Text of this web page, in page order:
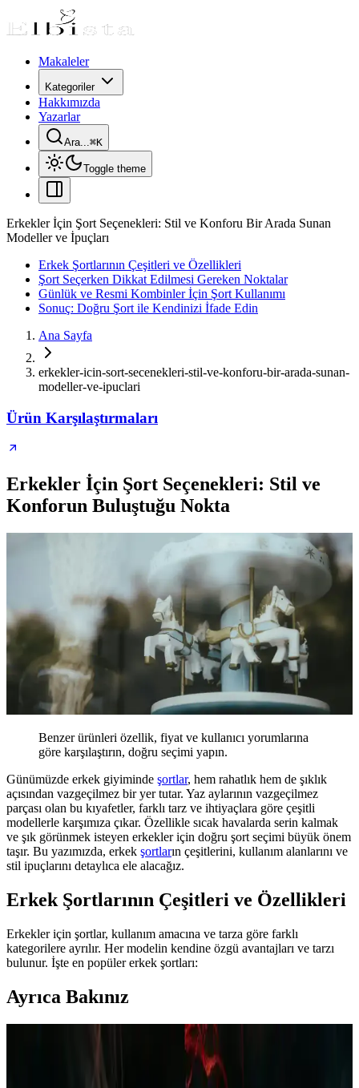
Makaleler
Kategoriler
Hakkımızda
Yazarlar
Ara...⌘K
Toggle theme
Erkekler İçin Şort Seçenekleri: Stil ve Konforu Bir Arada Sunan
Modeller ve İpuçları
Erkek Şortlarının Çeşitleri ve Özellikleri
Şort Seçerken Dikkat Edilmesi Gereken Noktalar
Günlük ve Resmi Kombinler İçin Şort Kullanımı
Sonuç: Doğru Şort ile Kendinizi İfade Edin
Ana Sayfa
erkekler-icin-sort-secenekleri-stil-ve-konforu-bir-arada-sunan-
modeller-ve-ipuclari
Ürün Karşılaştırmaları
Erkekler İçin Şort Seçenekleri: Stil ve
Konforun Buluştuğu Nokta
Benzer ürünleri özellik, fiyat ve kullanıcı yorumlarına
göre karşılaştırın, doğru seçimi yapın.
Günümüzde erkek giyiminde şortlar, hem rahatlık hem de şıklık
açısından vazgeçilmez bir yer tutar. Yaz aylarının vazgeçilmez
parçası olan bu kıyafetler, farklı tarz ve ihtiyaçlara göre çeşitli
modellerle karşımıza çıkar. Özellikle sıcak havalarda serin kalmak
ve şık görünmek isteyen erkekler için doğru şort seçimi büyük önem
taşır. Bu yazımızda, erkek şortların çeşitlerini, kullanım alanlarını ve
stil ipuçlarını detaylıca ele alacağız.
Erkek Şortlarının Çeşitleri ve Özellikleri
Erkekler için şortlar, kullanım amacına ve tarza göre farklı
kategorilere ayrılır. Her modelin kendine özgü avantajları ve tarzı
bulunur. İşte en popüler erkek şortları:
Ayrıca Bakınız
Polar Erkek Pijama Takımı Bordo Lacivert Ekose
Desenli Kış İçin Şık ve Konforlu Giyim Seçeneği